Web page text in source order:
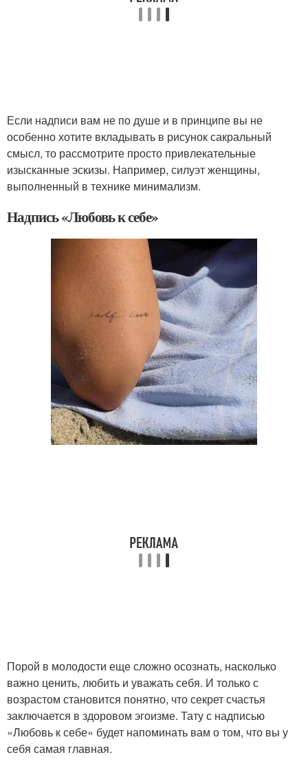
Если надписи вам не по душе и в принципе вы не
особенно хотите вкладывать в рисунок сакральный
смысл, то рассмотрите просто привлекательные
изысканные эскизы. Например, силуэт женщины,
выполненный в технике минимализм.
Надпись «Любовь к себе»
Порой в молодости еще сложно осознать, насколько
важно ценить, любить и уважать себя. И только с
возрастом становится понятно, что секрет счастья
заключается в здоровом эгоизме. Тату с надписью
«Любовь к себе» будет напоминать вам о том, что вы у
себя самая главная.